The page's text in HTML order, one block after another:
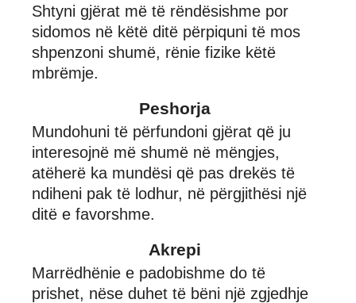
Shtyni gjërat më të rëndësishme por
sidomos në këtë ditë përpiquni të mos
shpenzoni shumë, rënie fizike këtë
mbrëmje.
Peshorja
Mundohuni të përfundoni gjërat që ju
interesojnë më shumë në mëngjes,
atëherë ka mundësi që pas drekës të
ndiheni pak të lodhur, në përgjithësi një
ditë e favorshme.
Akrepi
Marrëdhënie e padobishme do të
prishet, nëse duhet të bëni një zgjedhje